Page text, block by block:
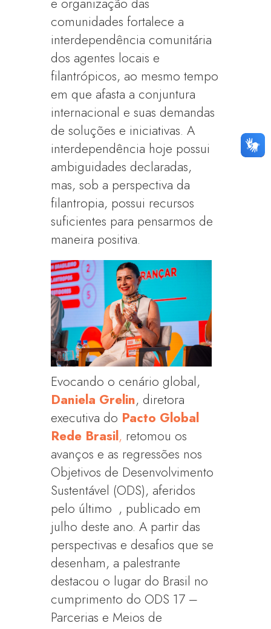
e organização das
comunidades fortalece a
interdependência comunitária
dos agentes locais e
filantrópicos, ao mesmo tempo
em que afasta a conjuntura
internacional e suas demandas
de soluções e iniciativas. A
interdependência hoje possui
ambiguidades declaradas,
mas, sob a perspectiva da
filantropia, possui recursos
suficientes para pensarmos de
maneira positiva.
Evocando o cenário global,
Daniela Grelin, diretora
executiva do Pacto Global
Rede Brasil, retomou os
avanços e as regressões nos
Objetivos de Desenvolvimento
Sustentável (ODS), aferidos
pelo último , publicado em
julho deste ano. A partir das
perspectivas e desafios que se
desenham, a palestrante
destacou o lugar do Brasil no
cumprimento do ODS 17 –
Parcerias e Meios de